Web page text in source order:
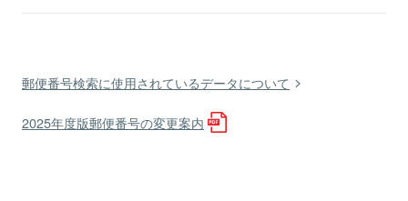
郵便番号検索に使用されているデータについて
2025年度版郵便番号の変更案内